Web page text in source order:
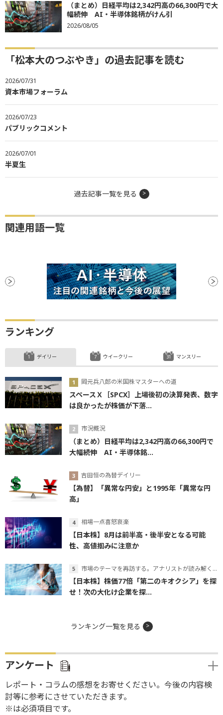
（まとめ）日経平均は2,342円高の66,300円で大
幅続伸 AI・半導体銘柄がけん引
2026/08/05
「松本大のつぶやき」の過去記事を読む
2026/07/31
資本市場フォーラム
2026/07/23
パブリックコメント
2026/07/01
半夏生
過去記事一覧を見る
関連用語一覧
ランキング
デイリー
岡元兵八郎の米国株マスターへの道
スペースＸ［SPCX］上場後初の決算発表、数字
は良かったが株価が下落...
市況概況
（まとめ）日経平均は2,342円高の66,300円で
大幅続伸 AI・半導体銘...
吉田恒の為替デイリー
【為替】「異常な円安」と1995年「異常な円
高」
相場一点喜怒哀楽
【日本株】8月は前半高・後半安となる可能
性、高値掴みに注意か
市場のテーマを再訪する。アナリストが読み解くテーマの本質
【日本株】株価77倍「第二のキオクシア」を探
せ！次の大化け企業を探...
ウイークリー マンスリー
ランキング一覧を見る
アンケート
レポート・コラムの感想をお寄せください。今後の内容検
討等に参考にさせていただきます。
※は必須項目です。